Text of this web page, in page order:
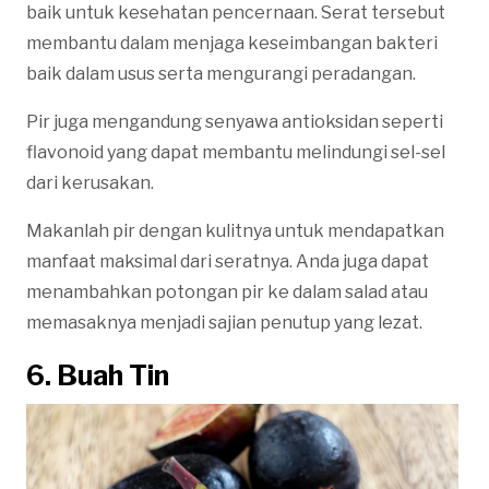
baik untuk kesehatan pencernaan. Serat tersebut
membantu dalam menjaga keseimbangan bakteri
baik dalam usus serta mengurangi peradangan.
Pir juga mengandung senyawa antioksidan seperti
flavonoid yang dapat membantu melindungi sel-sel
dari kerusakan.
Makanlah pir dengan kulitnya untuk mendapatkan
manfaat maksimal dari seratnya. Anda juga dapat
menambahkan potongan pir ke dalam salad atau
memasaknya menjadi sajian penutup yang lezat.
6. Buah Tin